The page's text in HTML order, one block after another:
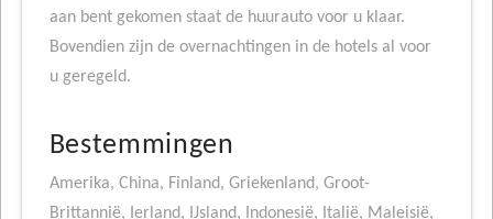
aan bent gekomen staat de huurauto voor u klaar.
Bovendien zijn de overnachtingen in de hotels al voor
u geregeld.
Bestemmingen
Amerika, China, Finland, Griekenland, Groot-
Brittannië, Ierland, IJsland, Indonesië, Italië, Maleisië,